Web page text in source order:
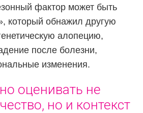
фактор может быть
который обнажил другую
алопецию,
после болезни,
изменения.
оценивать не
но и контекст